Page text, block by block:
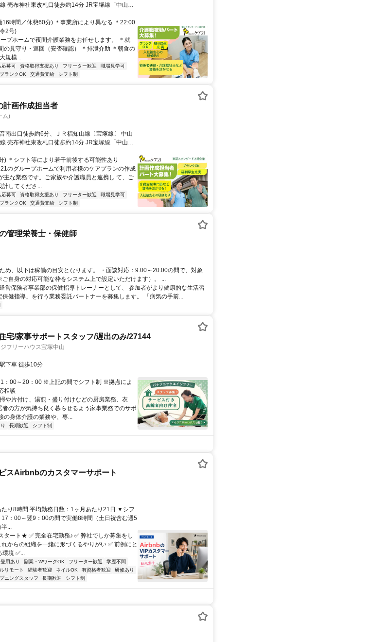
売布神社東改札口徒歩約14分 JR宝塚線「中山
時間／休憩60分) ＊事業所により異なる ＊22:00
2号)
プホームで夜間介護業務をお任せします。 ＊就
の見守り・巡回（安否確認） ＊排泄介助 ＊朝食の
規模...
応募可 資格取得支援あり フリーター歓迎
職場見学可
ブランクOK 交通費支給 シフト制
計画作成担当者
ム)
南出口徒歩約6分、ＪＲ福知山線〔宝塚線〕 中山
売布神社東改札口徒歩約14分 JR宝塚線「中山
) ＊シフト等により若干前後する可能性あり
のグループホームで利用者様のケアプランの作成
主な業務です。ご家族や介護職員と連携し て、ご
計してくださ...
応募可 資格取得支援あり フリーター歓迎
職場見学可
ブランクOK 交通費支給 シフト制
管理栄養士・保健師
め、以下は稼働の目安となります。 ・面談対応：9:00～20:00の間で、対象
自身の対応可能な枠をシステム上で設定いただけます）。 ...
営保険者事業部の保健指導トレーナーとして、 参加者がより健康的な生活習
健指導」を行う業務委託パートナーを募集します。 「病気の手前...
宅/家事サポートスタッフ/遅出のみ/27144
フリーハウス宝塚中山
下車 徒歩10分
：00～20：00 ※上記の間でシフト制 ※拠点によ
相談
や片付け、湯煎・盛り付けなどの厨房業務、衣
の方が気持ち良く暮らせるよう家事業務でのサポ
の身体介護の業務や、専...
長期歓迎 シフト制
スAirbnbのカスタマーサポート
り8時間 平均勤務日数：1ヶ月あたり21日 ▼シフ
17：00～翌9：00の間で実働8時間（土日祝含む週5
半...
ート★ ✅ 完全在宅勤務♪ ✅ 弊社でしか募集をし
からの組織を一緒に形づくるやりがい ✅ 前例にと
境 ✅...
用あり 副業・WワークOK フリーター歓迎
学歴不問
リモート 経験者歓迎 ネイルOK 有資格者歓迎
研修あり
ニングスタッフ 長期歓迎 シフト制